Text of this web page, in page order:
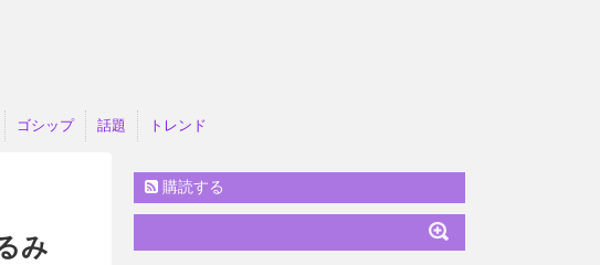
ゴシップ 話題 トレンド
み
購読する